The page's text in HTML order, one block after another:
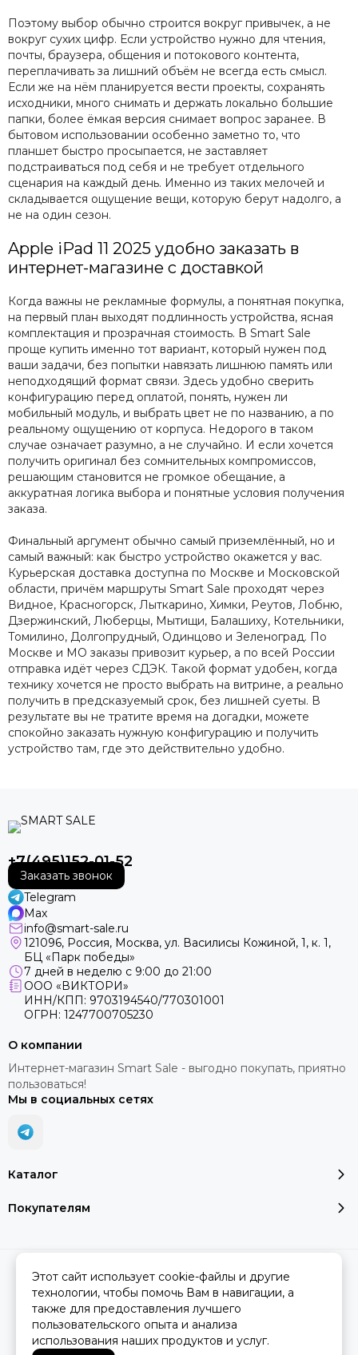
Поэтому выбор обычно строится вокруг привычек, а не
вокруг сухих цифр. Если устройство нужно для чтения,
почты, браузера, общения и потокового контента,
переплачивать за лишний объём не всегда есть смысл.
Если же на нём планируется вести проекты, сохранять
исходники, много снимать и держать локально большие
папки, более ёмкая версия снимает вопрос заранее. В
бытовом использовании особенно заметно то, что
планшет быстро просыпается, не заставляет
подстраиваться под себя и не требует отдельного
сценария на каждый день. Именно из таких мелочей и
складывается ощущение вещи, которую берут надолго, а
не на один сезон.
Apple iPad 11 2025 удобно заказать в
интернет-магазине с доставкой
Когда важны не рекламные формулы, а понятная покупка,
на первый план выходят подлинность устройства, ясная
комплектация и прозрачная стоимость. В Smart Sale
проще купить именно тот вариант, который нужен под
ваши задачи, без попытки навязать лишнюю память или
неподходящий формат связи. Здесь удобно сверить
конфигурацию перед оплатой, понять, нужен ли
мобильный модуль, и выбрать цвет не по названию, а по
реальному ощущению от корпуса. Недорого в таком
случае означает разумно, а не случайно. И если хочется
получить оригинал без сомнительных компромиссов,
решающим становится не громкое обещание, а
аккуратная логика выбора и понятные условия получения
заказа.
Финальный аргумент обычно самый приземлённый, но и
самый важный: как быстро устройство окажется у вас.
Курьерская доставка доступна по Москве и Московской
области, причём маршруты Smart Sale проходят через
Видное, Красногорск, Лыткарино, Химки, Реутов, Лобню,
Дзержинский, Люберцы, Мытищи, Балашиху, Котельники,
Томилино, Долгопрудный, Одинцово и Зеленоград. По
Москве и МО заказы привозит курьер, а по всей России
отправка идёт через СДЭК. Такой формат удобен, когда
технику хочется не просто выбрать на витрине, а реально
получить в предсказуемый срок, без лишней суеты. В
результате вы не тратите время на догадки, можете
спокойно заказать нужную конфигурацию и получить
устройство там, где это действительно удобно.
+7(495)152-01-52
Заказать звонок
Telegram
Max
info@smart-sale.ru
121096, Россия, Москва, ул. Василисы Кожиной, 1, к. 1,
БЦ «Парк победы»
7 дней в неделю с 9:00 до 21:00
ООО «ВИКТОРИ»
ИНН/КПП: 9703194540/770301001
ОГРН: 1247700705230
Каталог
Покупателям
О компании
Интернет-магазин Smart Sale - выгодно покупать, приятно
пользоваться!
Мы в социальных сетях
2026 © SMART SALE.Карта сайта
характеристик, стоимости товаров и услуг, носит
Этот сайт использует cookie-файлы и другие
технологии, чтобы помочь Вам в навигации, а
также для предоставления лучшего
пользовательского опыта и анализа
использования наших продуктов и услуг.